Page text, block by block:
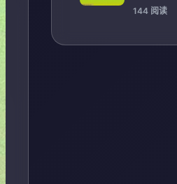
是关键考验
144 阅读